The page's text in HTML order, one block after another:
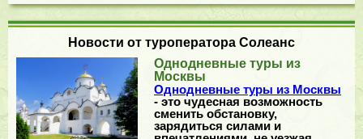
Новости от туроператора Солеанс
Однодневные туры из
Москвы
Однодневные туры из Москвы
- это чудесная возможность
сменить обстановку,
зарядиться силами и